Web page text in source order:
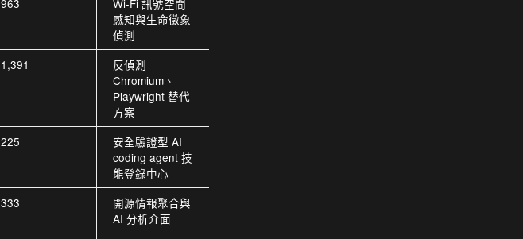
963
Wi-Fi 訊號空間
感知與生命徵象
偵測
1,391
反偵測
Chromium、
Playwright 替代
方案
225
安全驗證型 AI
coding agent 技
能登錄中心
333
開源情報聚合與
AI 分析介面